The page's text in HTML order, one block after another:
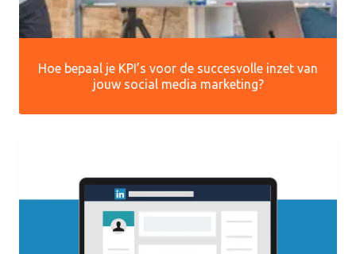
Hoe bepaal je KPI’s voor de succesvolle inzet van
jouw social media marketing?